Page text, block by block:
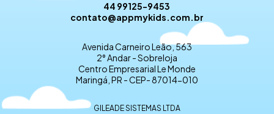
44 99125-9453
contato@appmykids.com.br
Avenida Carneiro Leão, 563
2° Andar - Sobreloja
Centro Empresarial Le Monde
Maringá, PR - CEP- 87014-010
GILEADE SISTEMAS LTDA